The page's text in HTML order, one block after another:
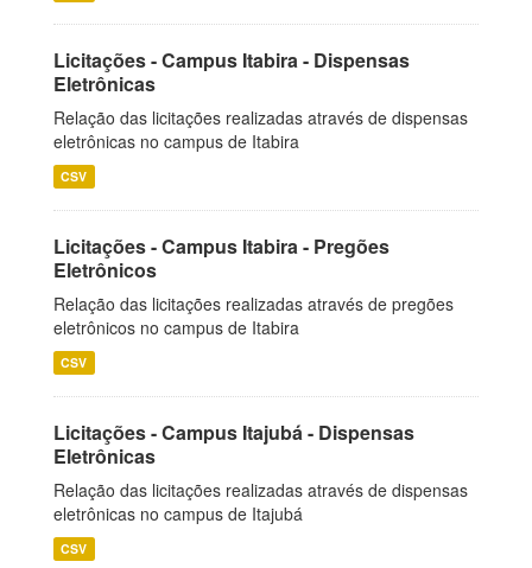
Licitações - Campus Itabira - Dispensas
Eletrônicas
Relação das licitações realizadas através de dispensas
eletrônicas no campus de Itabira
CSV
Licitações - Campus Itabira - Pregões
Eletrônicos
Relação das licitações realizadas através de pregões
eletrônicos no campus de Itabira
CSV
Licitações - Campus Itajubá - Dispensas
Eletrônicas
Relação das licitações realizadas através de dispensas
eletrônicas no campus de Itajubá
CSV